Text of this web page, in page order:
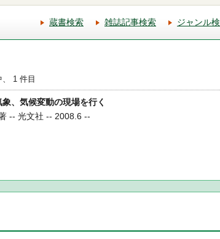
蔵書検索 雑誌記事検索 ジャンル
、 1 件目
、気候変動の現場を行く
-- 光文社 -- 2008.6 --